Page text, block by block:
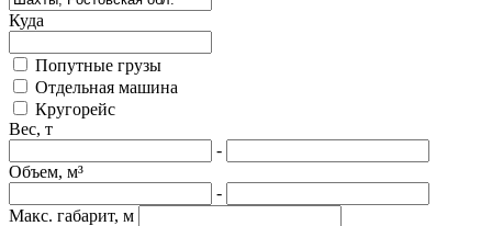
Куда
Попутные грузы
Отдельная машина
Кругорейс
Вес, т
-
Объем, м³
-
Макс. габарит, м